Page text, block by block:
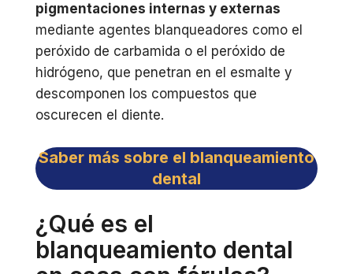
pigmentaciones internas y externas
mediante agentes blanqueadores como el
peróxido de carbamida o el peróxido de
hidrógeno, que penetran en el esmalte y
descomponen los compuestos que
oscurecen el diente.
Saber más sobre el blanqueamiento
dental
¿Qué es el
blanqueamiento dental